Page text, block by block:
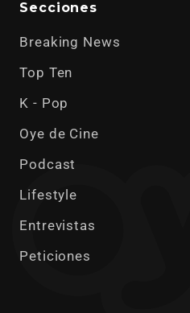
Secciones
Breaking News
Top Ten
K - Pop
Oye de Cine
Podcast
Lifestyle
Entrevistas
Peticiones